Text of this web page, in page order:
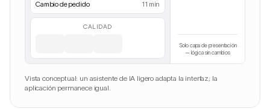
Cambio de pedido
11 min
CALIDAD
Solo capa de presentación
— lógica sin cambios
Vista conceptual: un asistente de IA ligero adapta la interfaz; la
aplicación permanece igual.